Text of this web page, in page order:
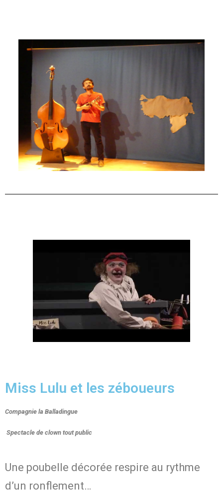
Miss Lulu et les zéboueurs
Compagnie la Balladingue
Spectacle de clown tout public
Une poubelle décorée respire au rythme
d’un ronflement…